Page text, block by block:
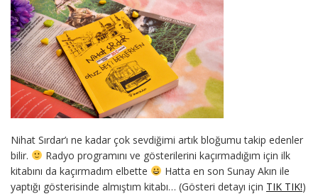
Nihat Sırdar’ı ne kadar çok sevdiğimi artık bloğumu takip edenler
bilir.
Radyo programını ve gösterilerini kaçırmadığım için ilk
kitabını da kaçırmadım elbette
Hatta en son Sunay Akın ile
yaptığı gösterisinde almıştım kitabı… (Gösteri detayı için TIK TIK!)